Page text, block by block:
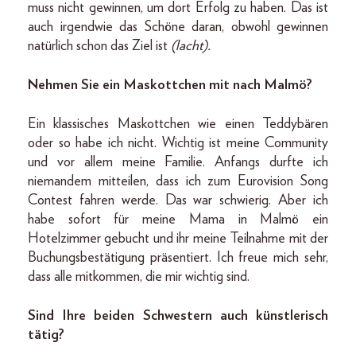
muss nicht gewinnen, um dort Erfolg zu haben. Das ist
auch irgendwie das Schöne daran, obwohl gewinnen
natürlich schon das Ziel ist (lacht).
Nehmen Sie ein Maskottchen mit nach Malmö?
Ein klassisches Maskottchen wie einen Teddybären
oder so habe ich nicht. Wichtig ist meine Community
und vor allem meine Familie. Anfangs durfte ich
niemandem mitteilen, dass ich zum Eurovision Song
Contest fahren werde. Das war schwierig. Aber ich
habe sofort für meine Mama in Malmö ein
Hotelzimmer gebucht und ihr meine Teilnahme mit der
Buchungsbestätigung präsentiert. Ich freue mich sehr,
dass alle mitkommen, die mir wichtig sind.
Sind Ihre beiden Schwestern auch künstlerisch
tätig?